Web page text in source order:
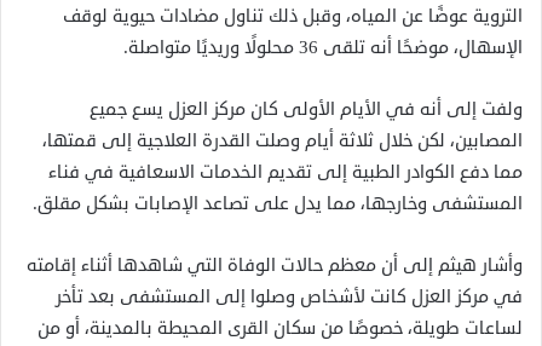
التروية عوضًا عن المياه، وقبل ذلك تناول مضادات حيوية لوقف
الإسهال، موضحًا أنه تلقى 36 محلولًا وريديًا متواصلة.
ولفت إلى أنه في الأيام الأولى كان مركز العزل يسع جميع
المصابين، لكن خلال ثلاثة أيام وصلت القدرة العلاجية إلى قمتها،
مما دفع الكوادر الطبية إلى تقديم الخدمات الاسعافية في فناء
المستشفى وخارجها، مما يدل على تصاعد الإصابات بشكل مقلق.
وأشار هيثم إلى أن معظم حالات الوفاة التي شاهدها أثناء إقامته
في مركز العزل كانت لأشخاص وصلوا إلى المستشفى بعد تأخر
لساعات طويلة، خصوصًا من سكان القرى المحيطة بالمدينة، أو من